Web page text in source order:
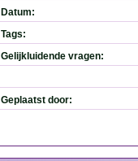
Datum:
Tags:
Gelijkluidende vragen:
Geplaatst door: